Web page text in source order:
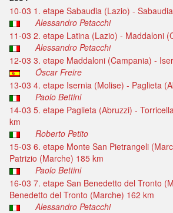
10-03 1. etape Sabaudia (Lazio) -
Alessandro Petacchi
11-03 2. etape Latina (Lazio) - Maddaloni
Alessandro Petacchi
12-03 3. etape Maddaloni (Campania) -
Óscar Freire
13-03 4. etape Isernia (Molise) - Paglieta
Paolo Bettini
14-03 5. etape Paglieta (Abruzzi) -
km
Roberto Petito
15-03 6. etape Monte San Pietrangeli
Patrizio (Marche) 185 km
Paolo Bettini
16-03 7. etape San Benedetto del Tronto
Benedetto del Tronto (Marche) 162 km
Alessandro Petacchi